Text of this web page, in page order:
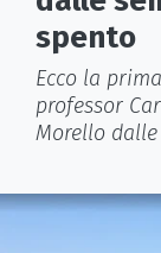
spento
Ecco la
professor
Morello